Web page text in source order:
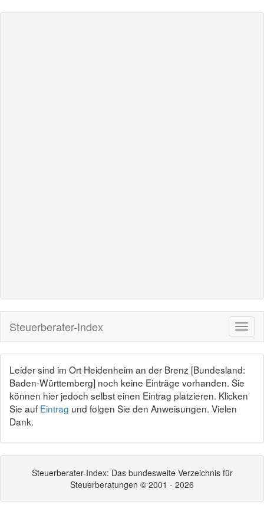
Steuerberater-Index
Leider sind im Ort Heidenheim an der Brenz [Bundesland:
Baden-Württemberg] noch keine Einträge vorhanden. Sie
können hier jedoch selbst einen Eintrag platzieren. Klicken
Sie auf Eintrag und folgen Sie den Anweisungen. Vielen
Dank.
Steuerberater-Index: Das bundesweite Verzeichnis für
Steuerberatungen © 2001 - 2026